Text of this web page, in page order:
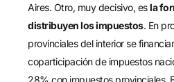
Aires. Otro, muy decisivo, esla
distribuyen los impuestos. En
provinciales del interior se
coparticipación de impuestos
28% con impuestos provinciales.